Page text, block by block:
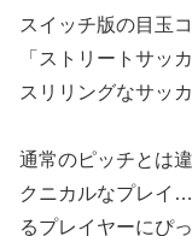
スイッチ版の目玉
「ストリートサッ
スリリングなサッ
通常のピッチとは
クニカルなプレイ
るプレイヤーにぴ